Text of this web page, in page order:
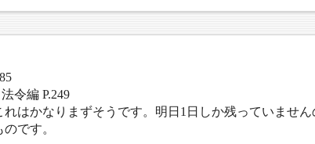
令編 P.249
はかなりまずそうです。明日1日しか残っていませ
です。